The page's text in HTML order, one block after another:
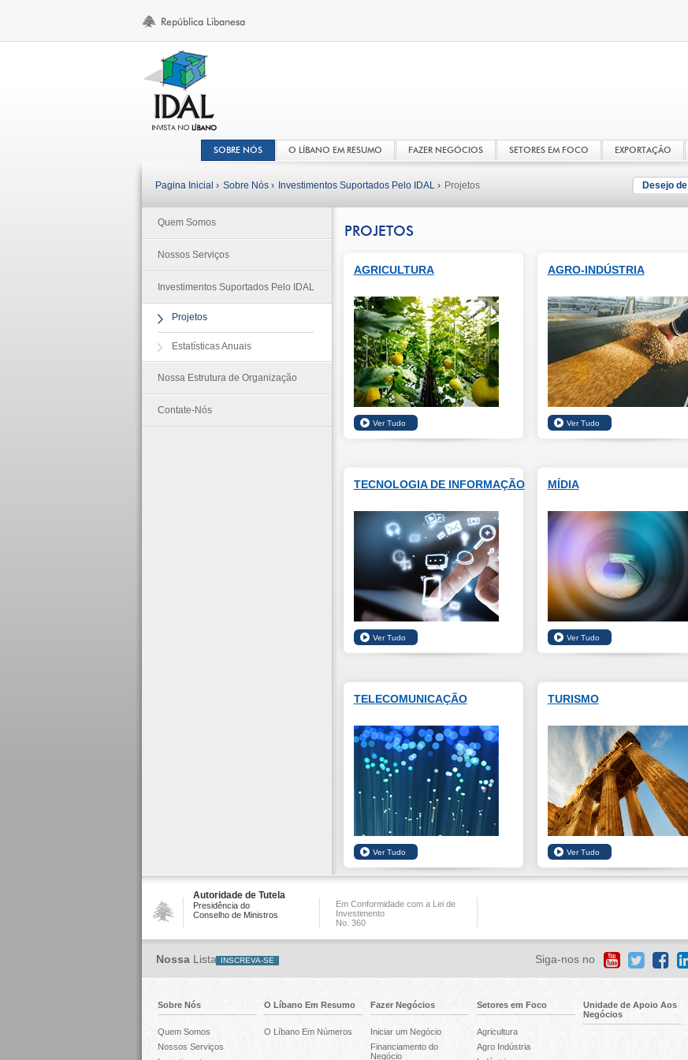
SOBRE NÓS O LÍBANO EM RESUMO FAZER NEGÓCIOS SETORES EM FOCO EXPORTAÇÃO
Desejo de
Pagina Inicial › Sobre Nós › Investimentos Suportados Pelo IDAL › Projetos
Quem Somos
Nossos Serviços
Investimentos Suportados Pelo IDAL
Projetos
Estatísticas Anuais
Nossa Estrutura de Organização
Contate-Nós
PROJETOS
AGRICULTURA AGRO-INDÚSTRIA
TECNOLOGIA DE INFORMAÇÃO MÍDIA
TELECOMUNICAÇÃO TURISMO
Autoridade de Tutela
Presidência do
Conselho de Ministros
Em Conformidade com a Lei de
Investimento
No. 360
NossaLista Siga-nos no
Sobre Nós
Quem Somos
Nossos Serviços
O Líbano Em Resumo
O Líbano Em Números
Fazer Negócios
Iniciar um Negócio
Financiamento do
Negócio
Setores em Foco
Agricultura
Agro Indústria
Unidade de Apoio Aos
Negócios